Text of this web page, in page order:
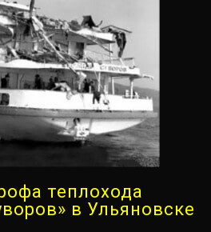
теплохода
в Ульяновске